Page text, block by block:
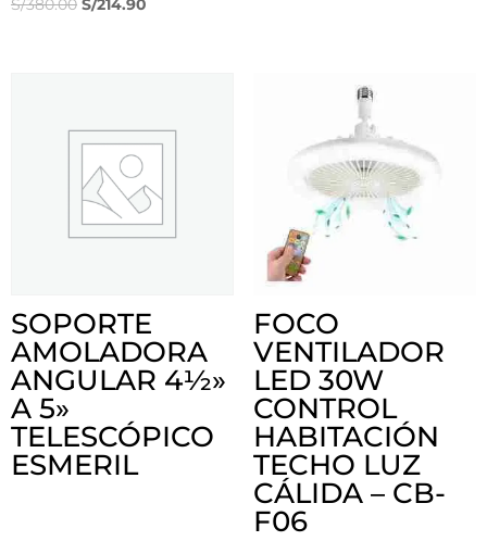
S/380.00 S/214.90
SOPORTE
AMOLADORA
ANGULAR 4½»
A 5»
TELESCÓPICO
ESMERIL
FOCO
VENTILADOR
LED 30W
CONTROL
HABITACIÓN
TECHO LUZ
CÁLIDA – CB-
F06